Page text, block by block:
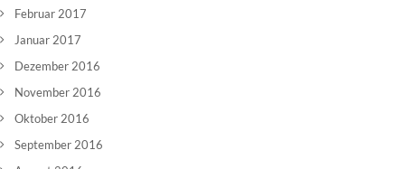
Februar 2017
Januar 2017
Dezember 2016
November 2016
Oktober 2016
September 2016